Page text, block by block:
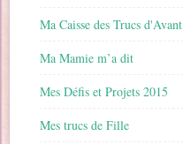
Ma Caisse des Trucs d'Avant
Ma Mamie m’a dit
Mes Défis et Projets 2015
Mes trucs de Fille